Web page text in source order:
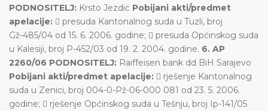
PODNOSITELJ: Krsto Jezdić Pobijani akti/predmet
apelacije:  presuda Kantonalnog suda u Tuzli, broj
Gž-485/04 od 15. 6. 2006. godine;  presuda Općinskog suda
u Kalesiji, broj P-452/03 od 19. 2. 2004. godine. 6. AP
2260/06 PODNOSITELJ: Raiffeisen bank dd BiH Sarajevo
Pobijani akti/predmet apelacije:  rješenje Kantonalnog
suda u Zenici, broj 004-0-Pž-06-000 081 od 23. 5. 2006.
godine;  rješenje Općinskog suda u Tešnju, broj Ip-141/05